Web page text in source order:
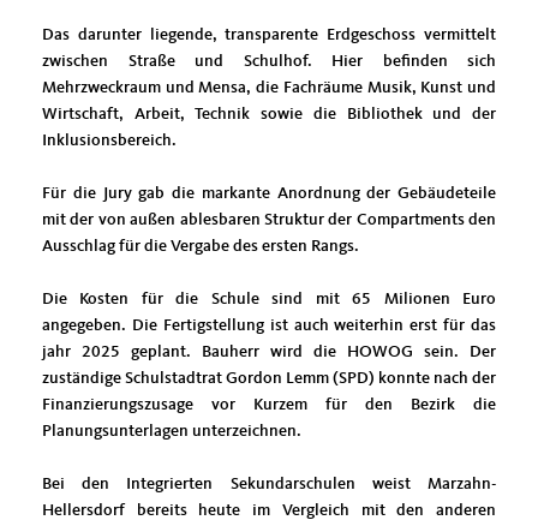
Das darunter liegende, transparente Erdgeschoss vermittelt
zwischen Straße und Schulhof. Hier befinden sich
Mehrzweckraum und Mensa, die Fachräume Musik, Kunst und
Wirtschaft, Arbeit, Technik sowie die Bibliothek und der
Inklusionsbereich.
Für die Jury gab die markante Anordnung der Gebäudeteile
mit der von außen ablesbaren Struktur der Compartments den
Ausschlag für die Vergabe des ersten Rangs.
Die Kosten für die Schule sind mit 65 Milionen Euro
angegeben. Die Fertigstellung ist auch weiterhin erst für das
jahr 2025 geplant. Bauherr wird die HOWOG sein. Der
zuständige Schulstadtrat Gordon Lemm (SPD) konnte nach der
Finanzierungszusage vor Kurzem für den Bezirk die
Planungsunterlagen unterzeichnen.
Bei den Integrierten Sekundarschulen weist Marzahn-
Hellersdorf bereits heute im Vergleich mit den anderen